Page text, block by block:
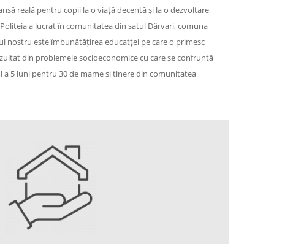
reală pentru copii la o viață decentă și la o dezvoltare
a lucrat în comunitatea din satul Dârvari, comuna
nostru este îmbunătățirea educatței pe care o primesc
din problemele socioeconomice cu care se confruntă
5 luni pentru 30 de mame si tinere din comunitatea